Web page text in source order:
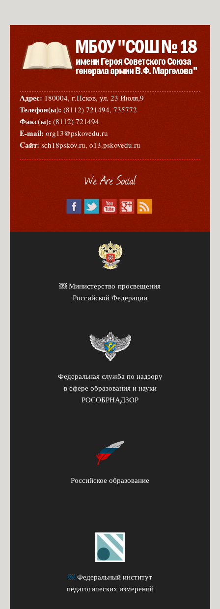
Адрес: 180004, г.Псков, ул. 23 Июля,9
Телефон(ы): (8112) 721494, 735772
Факс(ы): (8112) 721494
E-mail: org13@pskovedu.ru
Cайт: sch18pskov.ru, o13.pskovedu.ru
We Are Social
￼ Министерство просвещения
Российской Федерации
Федеральная служба по надзору
в сфере образования и науки
РОСОБРНАДЗОР
Российское образование
￼ Федеральный институт
педагогических измерений